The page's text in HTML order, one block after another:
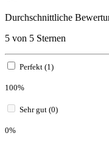
Durchschnittliche
5 von 5 Sternen
Perfekt (1)
100%
Sehr gut (0)
0%